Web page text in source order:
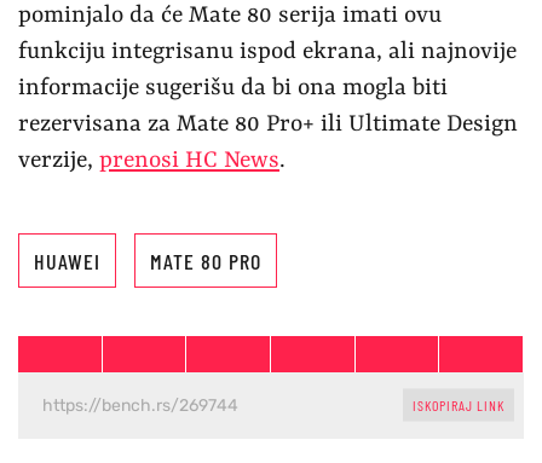
pominjalo da će Mate 80 serija imati ovu
funkciju integrisanu ispod ekrana, ali najnovije
informacije sugerišu da bi ona mogla biti
rezervisana za Mate 80 Pro+ ili Ultimate Design
verzije, prenosi HC News.
HUAWEI MATE 80 PRO
ISKOPIRAJ LINK